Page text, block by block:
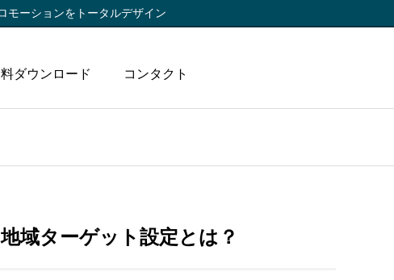
モーションをトータルデザイン
ダウンロード コンタクト
域ターゲット設定とは？